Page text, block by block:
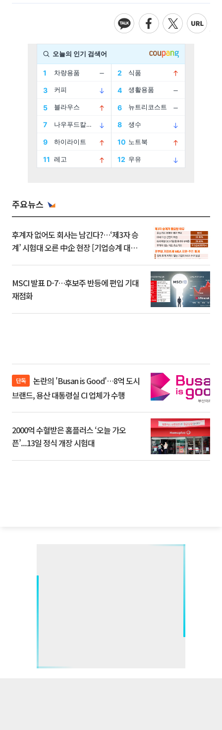
주요뉴스
후계자 없어도 회사는 남긴다?…‘제3자 승
계’ 시험대 오른 中企 현장 [기업승계 대전
MSCI 발표 D-7…후보주 반등에 편입 기대
재점화
단독
브랜드, 용산 대통령실 CI 업체가 수행
2000억 수혈받은 홈플러스 ‘오늘 가오
픈’...13일 정식 개장 시험대